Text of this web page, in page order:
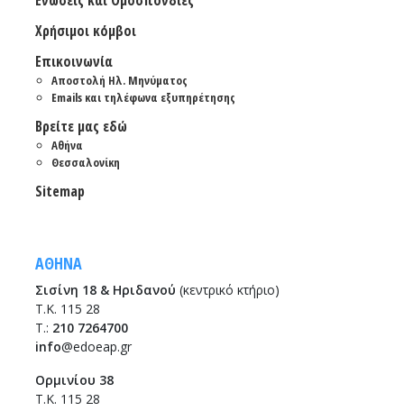
Χρήσιμοι κόμβοι
Επικοινωνία
Αποστολή Ηλ. Μηνύματος
Emails και τηλέφωνα εξυπηρέτησης
Βρείτε μας εδώ
Αθήνα
Θεσσαλονίκη
Sitemap
ΑΘΗΝΑ
Σισίνη 18 & Ηριδανού (κεντρικό κτήριο)
Τ.Κ. 115 28
T.: 210 7264700
info@edoeap.gr
Ορμινίου 38
Τ.Κ. 115 28